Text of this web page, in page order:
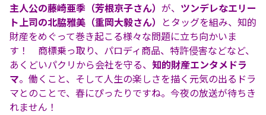
主人公の藤崎亜季（芳根京子さん） が、 ツンデレなエリー
ト上司の北脇雅美（重岡大毅さん） とタッグを組み、知的
財産をめぐって巻き起こる様々な問題に立ち向かいま
す！ 商標乗っ取り、パロディ商品、特許侵害などなど、
あくどいパクリから会社を守る、 知的財産エンタメドラ
マ。働くこと、そして人生の楽しさを描く元気の出るドラ
マとのことで、春にぴったりですね。今夜の放送が待ちき
れません！